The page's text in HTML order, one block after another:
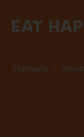
MAIN
Startseite /